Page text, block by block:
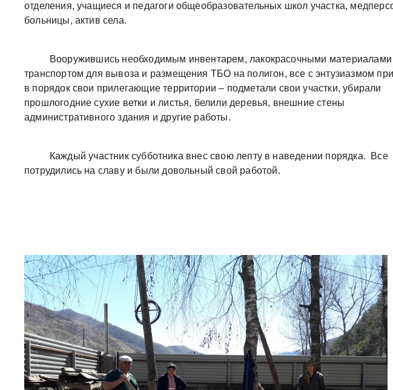
отделения, учащиеся и педагоги общеобразовательных школ участка,
больницы, актив села.
Вооружившись необходимым инвентарем, лакокрасочными материалами
транспортом для вывоза и размещения ТБО на полигон, все с энтузиазмом
в порядок свои прилегающие территории – подметали свои участки, убирали
прошлогодние сухие ветки и листья, белили деревья, внешние стены
административного здания и другие работы.
Каждый участник субботника внес свою лепту в наведении порядка. Все
потрудились на славу и были довольный свой работой.